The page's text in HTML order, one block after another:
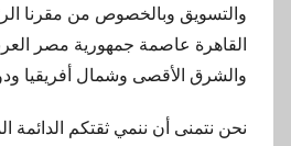
والتسويق وبالخصوص من مقرنا
القاهرة عاصمة جمهورية مصر
والشرق الأقصى وشمال أفريقيا
نحن نتمنى أن ننمي ثقتكم الدائمة